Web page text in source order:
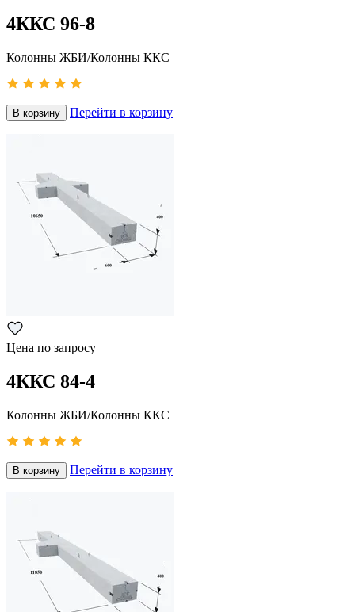
4ККС 96-8
Колонны ЖБИ/Колонны ККС
В корзину Перейти в корзину
Цена по запросу
4ККС 84-4
Колонны ЖБИ/Колонны ККС
В корзину Перейти в корзину